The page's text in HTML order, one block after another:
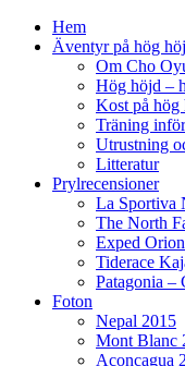
Hem
Äventyr på hög
Om Cho
Hög höjd –
Kost på hög
Träning
Utrustning
Litteratur
Prylrecensioner
La Sportiva
The North
Exped
Tiderace
Patagonia –
Foton
Nepal 2015
Mont Blanc
Aconcagua